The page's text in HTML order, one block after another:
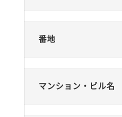
番地
マンション・ビル名